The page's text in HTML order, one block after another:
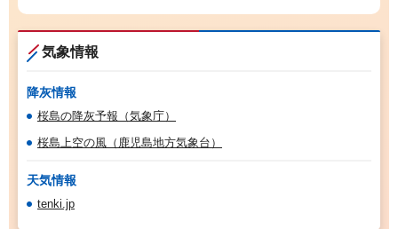
気象情報
降灰情報
桜島の降灰予報（気象庁）
桜島上空の風（鹿児島地方気象台）
天気情報
tenki.jp